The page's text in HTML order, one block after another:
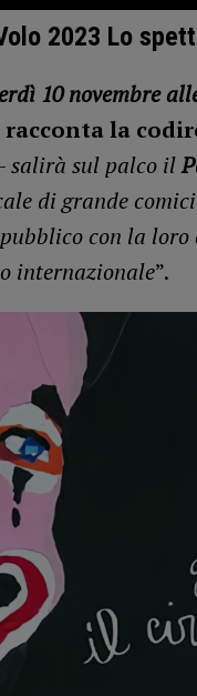
2023 Lo
10 novembre
racconta la
salirà sul palco il
di grande
con la loro
internazionale”.